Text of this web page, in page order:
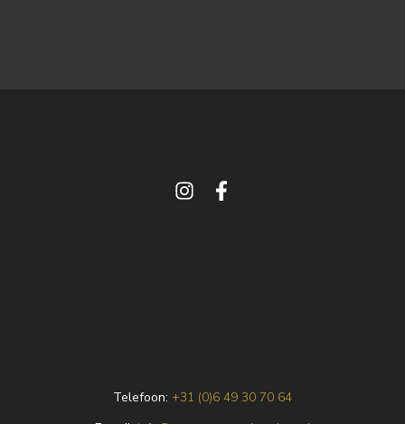
Telefoon: +31 (0)6 49 30 70 64